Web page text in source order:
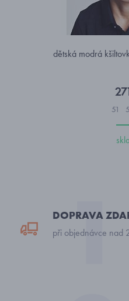
dětská modrá
51
DOPRAVA
při objednávce nad